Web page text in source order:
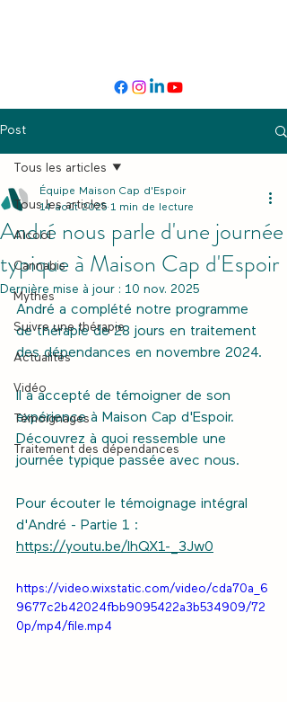
Post
Tous les articles
Alcool
Cannabis
Mythes
Suivre une thérapie
Actualités
Vidéo
Témoignages
Traitement des dépendances
Tous les articles
André nous parle d'une journée
typique à Maison Cap d'Espoir
Équipe Maison Cap d'Espoir
14 août 2025 1 min de lecture
Dernière mise à jour : 10 nov. 2025
André a complété notre programme
de thérapie de 28 jours en traitement
des dépendances en novembre 2024.
Il a accepté de témoigner de son
expérience à Maison Cap d'Espoir.
Découvrez à quoi ressemble une
journée typique passée avec nous.
Pour écouter le témoignage intégral
d'André - Partie 1 :
https://youtu.be/IhQX1-_3Jw0
https://video.wixstatic.com/video/cda70a_6
9677c2b42024fbb9095422a3b534909/72
0p/mp4/file.mp4